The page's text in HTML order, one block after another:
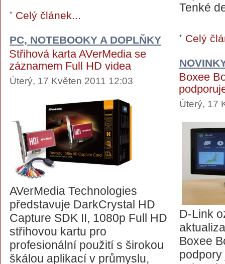
Celý článek...
PC, NOTEBOOKY A DOPLŇKY
Střihová karta AVerMedia se
záznamem Full HD videa
Úterý, 17 Květen 2011 12:03
AVerMedia Technologies
představuje DarkCrystal HD
Capture SDK II, 1080p Full HD
střihovou kartu pro
profesionální použití s širokou
škálou aplikací v průmyslu,
Tenké
Celý
Boxee
Úterý, 17
D-Link
Boxee